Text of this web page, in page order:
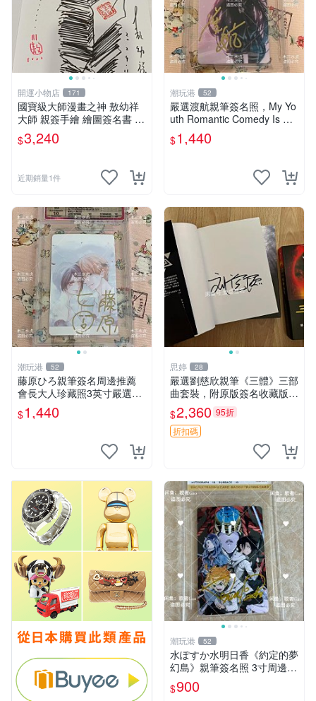
開運小物店 171
國寶級大師漫畫之神 敖幼祥
大師 親簽手繪 繪圖簽名書 機
會難得敖大師一輩子繪圖創作
多年有一句老師最金典名言
$3,240
近期銷量1件
潮玩港 52
嚴選渡航親筆簽名照，My Yo
uth Romantic Comedy Is Wr
ong限量收藏版 青春戀愛物語
原創 漫畫周邊
$1,440
潮玩港 52
藤原ひろ親筆簽名周邊推薦
會長大人珍藏照3英寸嚴選女
仆紀念品 面簽收藏 會長大人
簽名照 女仆照 面簽收藏
$1,440
思婷 28
嚴選劉慈欣親筆《三體》三部
曲套裝，附原版簽名收藏版
三體 規格完整 網拍無疑真品
收藏推薦 《三體》全系列親
筆簽名版 電影原著珍藏必備
$2,360 95折
折扣碼
潮玩港 52
水ぽすか水明日香《約定的夢
幻島》親筆簽名照 3寸周邊照
片 簽名真跡 約束のネバーラ
ンド 周邊 照片收藏 水明日香
$900